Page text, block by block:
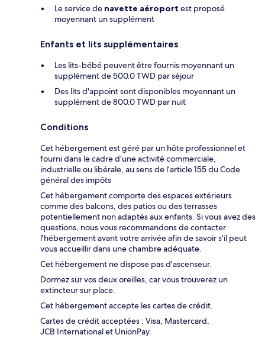
Le service de navette aéroport est proposé
moyennant un supplément
Enfants et lits supplémentaires
Les lits-bébé peuvent être fournis moyennant un
supplément de 500.0 TWD par séjour
Des lits d'appoint sont disponibles moyennant un
supplément de 800.0 TWD par nuit
Conditions
Cet hébergement est géré par un hôte professionnel et
fourni dans le cadre d’une activité commerciale,
industrielle ou libérale, au sens de l’article 155 du Code
général des impôts
Cet hébergement comporte des espaces extérieurs
comme des balcons, des patios ou des terrasses
potentiellement non adaptés aux enfants. Si vous avez des
questions, nous vous recommandons de contacter
l'hébergement avant votre arrivée afin de savoir s'il peut
vous accueillir dans une chambre adéquate.
Cet hébergement ne dispose pas d'ascenseur.
Dormez sur vos deux oreilles, car vous trouverez un
extincteur sur place.
Cet hébergement accepte les cartes de crédit.
Cartes de crédit acceptées : Visa, Mastercard,
JCB International et UnionPay.